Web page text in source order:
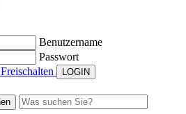
Benutzername
Passwort
Freischalten